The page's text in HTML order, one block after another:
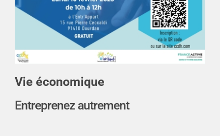
Vie économique
Entreprenez autrement